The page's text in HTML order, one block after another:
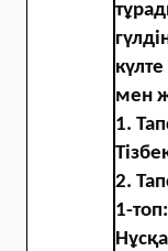
мен
1.
2.
1-